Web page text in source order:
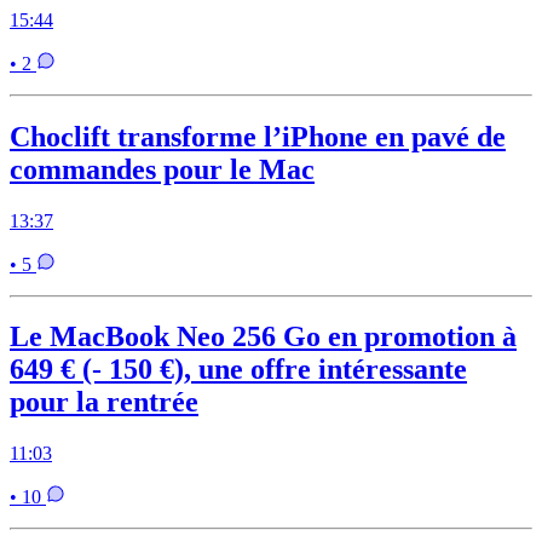
15:44
• 2
Choclift transforme l’iPhone en pavé de
commandes pour le Mac
13:37
• 5
Le MacBook Neo 256 Go en promotion à
649 € (- 150 €), une offre intéressante
pour la rentrée
11:03
• 10